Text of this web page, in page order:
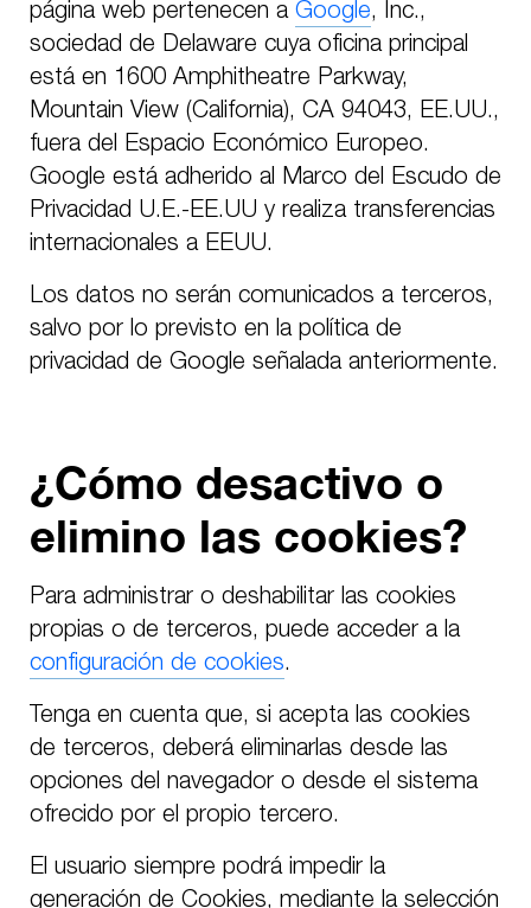
página web pertenecen a Google, Inc.,
sociedad de Delaware cuya oficina principal
está en 1600 Amphitheatre Parkway,
Mountain View (California), CA 94043, EE.UU.,
fuera del Espacio Económico Europeo.
Google está adherido al Marco del Escudo de
Privacidad U.E.-EE.UU y realiza transferencias
internacionales a EEUU.
Los datos no serán comunicados a terceros,
salvo por lo previsto en la política de
privacidad de Google señalada anteriormente.
¿Cómo desactivo o
elimino las cookies?
Para administrar o deshabilitar las cookies
propias o de terceros, puede acceder a la
configuración de cookies.
Tenga en cuenta que, si acepta las cookies
de terceros, deberá eliminarlas desde las
opciones del navegador o desde el sistema
ofrecido por el propio tercero.
El usuario siempre podrá impedir la
generación de Cookies, mediante la selección